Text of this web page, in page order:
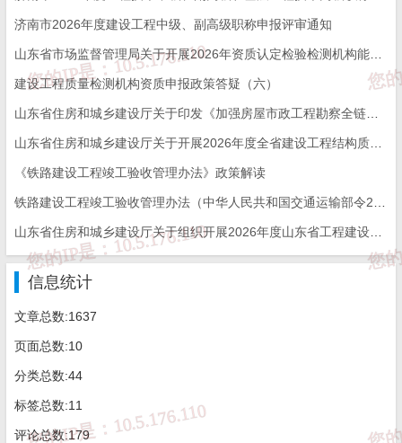
济南市2026年度建设工程中级、副高级职称申报评审通知
建设工程质量检测机构资质申报政策答疑（六）
《铁路建设工程竣工验收管理办法》政策解读
信息统计
文章总数:1637
页面总数:10
分类总数:44
标签总数:11
评论总数:179